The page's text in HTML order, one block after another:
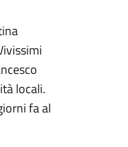
locali.
fa al